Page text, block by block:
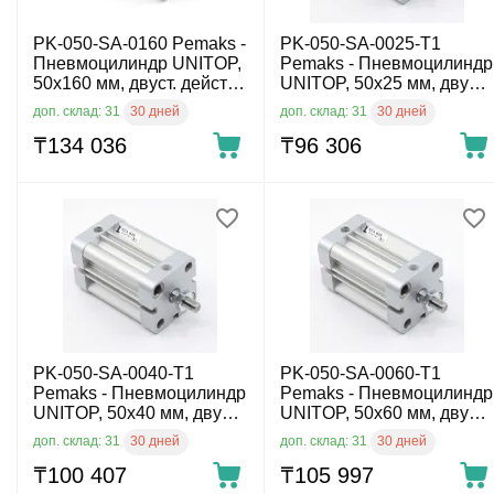
PK-050-SA-0160 Pemaks -
Пневмоцилиндр UNITOP,
50x160 мм, двуст. действ.,
внутр. резьба
доп. склад: 31 30 дней
₸134 036
PK-050-SA-0025-T1
Pemaks - Пневмоцилиндр
UNITOP, 50x25 мм, двуст.
действ., нар. резьба
доп. склад: 31 30 дней
₸96 306
PK-050-SA-0040-T1
Pemaks - Пневмоцилиндр
UNITOP, 50x40 мм, двуст.
действ., нар. резьба
доп. склад: 31 30 дней
₸100 407
PK-050-SA-0060-T1
Pemaks - Пневмоцилиндр
UNITOP, 50x60 мм, двуст.
действ., нар. резьба
доп. склад: 31 30 дней
₸105 997